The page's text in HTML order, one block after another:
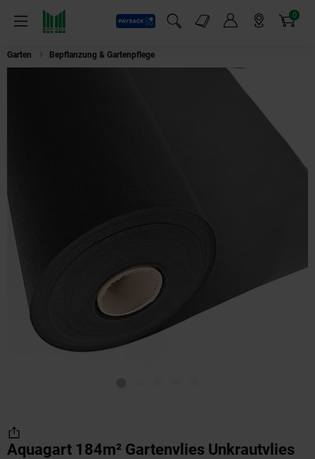
Menü
Payback
Suchfeld einblenden
Markt-Angebote 0
Artikel
Garten Bepflanzung & Gartenpflege
Aquagart 184m² Gartenvlies Unkrautvlies